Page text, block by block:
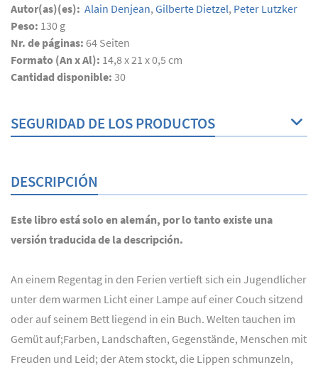
Autor(as)(es): Alain Denjean, Gilberte Dietzel, Peter Lutzker
Peso: 130 g
Nr. de páginas: 64 Seiten
Formato (An x Al): 14,8 x 21 x 0,5 cm
Cantidad disponible: 30
SEGURIDAD DE LOS PRODUCTOS
DESCRIPCIÓN
Este libro está solo en alemán, por lo tanto existe una
versión traducida de la descripción.
An einem Regentag in den Ferien vertieft sich ein Jugendlicher
unter dem warmen Licht einer Lampe auf einer Couch sitzend
oder auf seinem Bett liegend in ein Buch. Welten tauchen im
Gemüt auf;Farben, Landschaften, Gegenstände, Menschen mit
Freuden und Leid; der Atem stockt, die Lippen schmunzeln,